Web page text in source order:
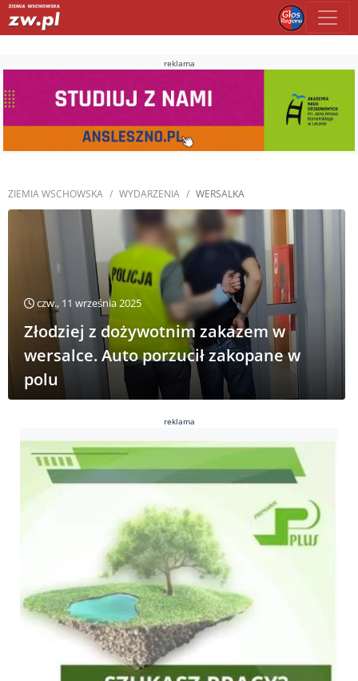
reklama
ZIEMIA WSCHOWSKA WYDARZENIA WERSALKA
czw., 11 września 2025
Złodziej z dożywotnim zakazem w
wersalce. Auto porzucił zakopane w
polu
reklama